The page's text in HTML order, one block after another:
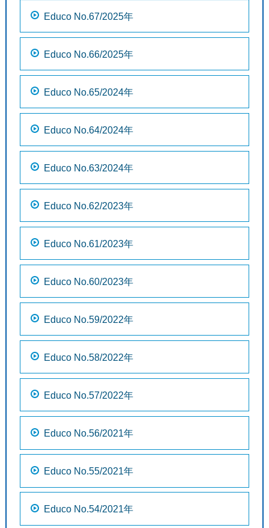
Educo No.67/2025年
Educo No.66/2025年
Educo No.65/2024年
Educo No.64/2024年
Educo No.63/2024年
Educo No.62/2023年
Educo No.61/2023年
Educo No.60/2023年
Educo No.59/2022年
Educo No.58/2022年
Educo No.57/2022年
Educo No.56/2021年
Educo No.55/2021年
Educo No.54/2021年